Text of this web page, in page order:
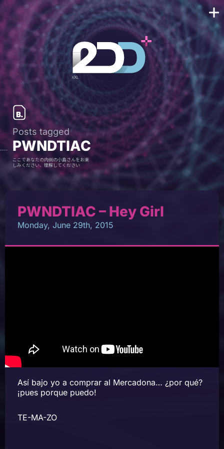
Posts tagged
PWNDTIAC
ここであなたの内側の小島さんをお楽
しみください、理解してください
PWNDTIAC – Hey Girl
Monday, June 29th, 2015
Así bajo yo a comprar al Mercadona… ¿por qué?
¡pues porque puedo!
TE-MA-ZO